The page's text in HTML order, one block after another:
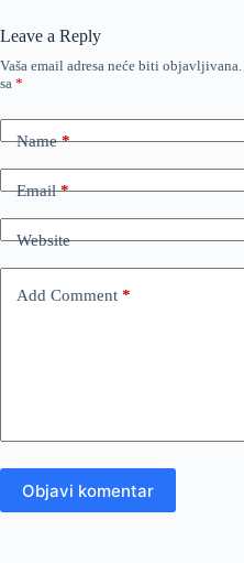
Leave a Reply
Vaša email adresa neće biti objavljivana.
sa *
Name*
Email*
Website
Add Comment *
Objavi komentar